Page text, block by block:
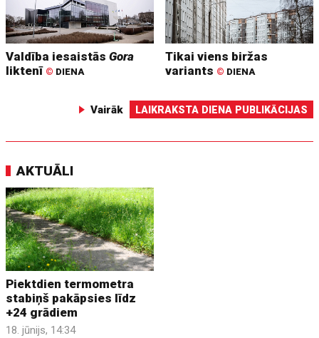
Valdība iesaistāsGora
liktenī © DIENA
Tikai viens biržas
variants © DIENA
Vairāk LAIKRAKSTA DIENA PUBLIKĀCIJAS
AKTUĀLI
Piektdien termometra
stabiņš pakāpsies līdz
+24 grādiem
18. jūnijs, 14:34